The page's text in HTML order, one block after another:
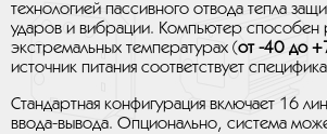
технологией пассивного отвода тепла
ударов и вибрации. Компьютер способен
экстремальных температурах (от -40 до
источник питания соответствует
Стандартная конфигурация включает 16
ввода-вывода. Опционально, система